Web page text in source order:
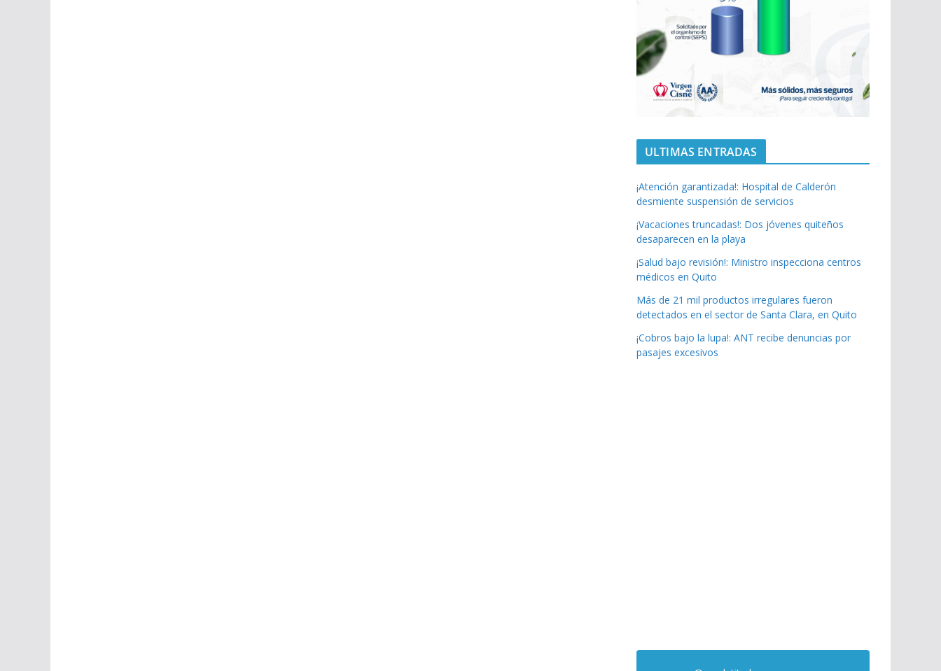
ULTIMAS ENTRADAS
¡Atención garantizada!: Hospital de Calderón
desmiente suspensión de servicios
¡Vacaciones truncadas!: Dos jóvenes quiteños
desaparecen en la playa
¡Salud bajo revisión!: Ministro inspecciona centros
médicos en Quito
Más de 21 mil productos irregulares fueron
detectados en el sector de Santa Clara, en Quito
¡Cobros bajo la lupa!: ANT recibe denuncias por
pasajes excesivos